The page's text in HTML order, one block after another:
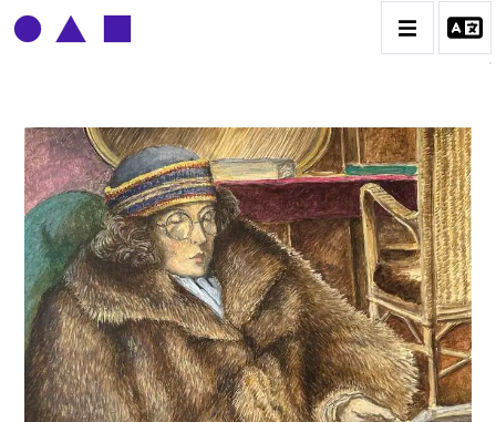
CLAUDE GROBÉTY
BIOGRAPHIE
CATALOGUE DES OEUVRES
CONTACT